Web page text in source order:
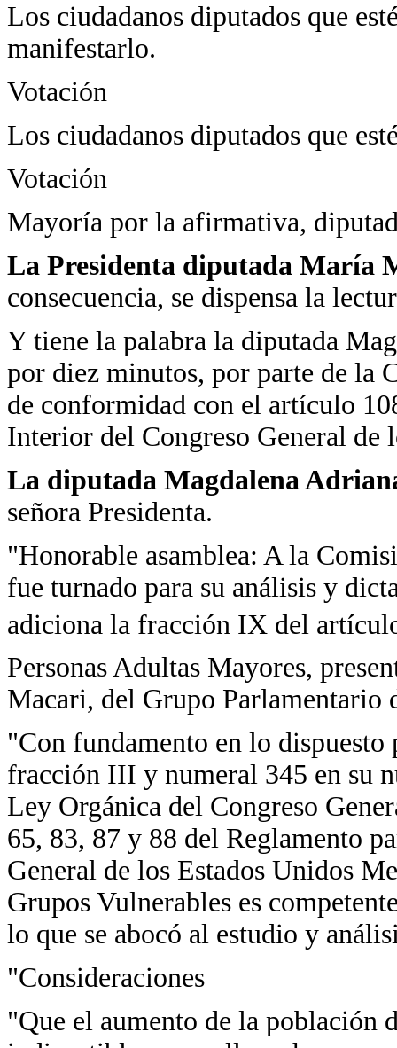
Los ciudadanos diputados que
manifestarlo.
Votación
Los ciudadanos diputados que
Votación
Mayoría por la afirmativa,
La Presidenta diputada María
consecuencia, se dispensa la
Y tiene la palabra la diputada
por diez minutos, por parte de la
de conformidad con el artículo
Interior del Congreso General de
La diputada Magdalena
señora Presidenta.
"Honorable asamblea: A la
fue turnado para su análisis y
adiciona la fracción IX del
Personas Adultas Mayores,
Macari, del Grupo Parlamentario
"Con fundamento en lo
fracción III y numeral 345 en su
Ley Orgánica del Congreso
65, 83, 87 y 88 del Reglamento
General de los Estados Unidos
Grupos Vulnerables es
lo que se abocó al estudio y
"Consideraciones
"Que el aumento de la población